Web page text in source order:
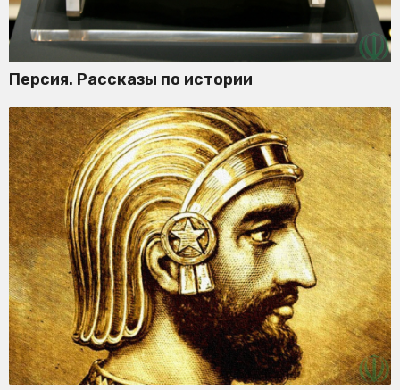
Персия. Рассказы по истории